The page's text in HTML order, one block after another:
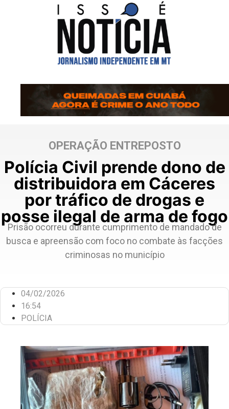
OPERAÇÃO ENTREPOSTO
Polícia Civil prende dono de
distribuidora em Cáceres
por tráfico de drogas e
posse ilegal de arma de fogo
Prisão ocorreu durante cumprimento de mandado de
busca e apreensão com foco no combate às facções
criminosas no município
04/02/2026
16:54
POLÍCIA